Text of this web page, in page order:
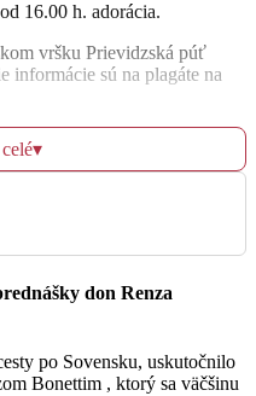
16.00 h. adorácia.
vršku Prievidzská púť
informácie sú na plagáte na
i-net:
▾
don Renza
po Sovensku, uskutočnilo
Bonettim , ktorý sa väčšinu